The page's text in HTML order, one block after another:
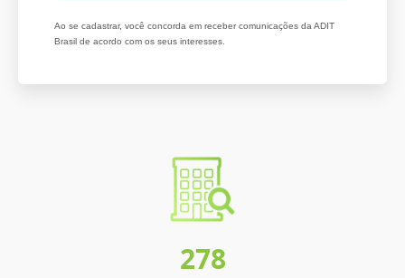
Ao se cadastrar, você concorda em receber comunicações da ADIT
Brasil de acordo com os seus interesses.
278